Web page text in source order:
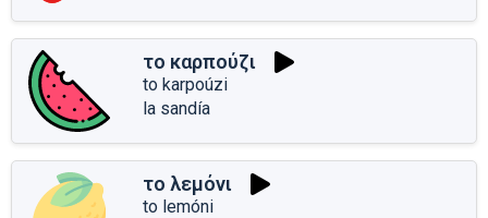
το καρπούζι
to karpoúzi
la sandía
το λεμόνι
to lemóni